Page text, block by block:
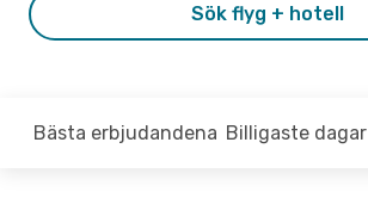
Sök flyg + hotell
Bästa erbjudandena Billigaste dagar